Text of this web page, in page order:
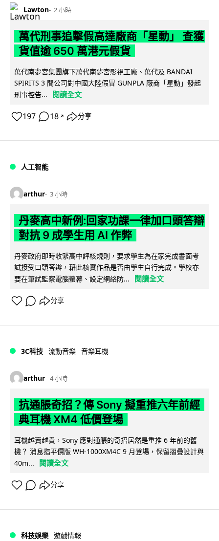
Lawton 2 小時
萬代刑事追擊假高達廠商「星動」 查獲
貨值逾 650 萬港元假貨
萬代南夢宮集團旗下萬代南夢宮影視工廠、萬代及 BANDAI
SPIRITS 3 間公司對中國大陸假冒 GUNPLA 廠商「星動」發起
刑事控告...
閱讀全文
197 18 ↗ 分享
人工智能
arthur 3 小時
丹麥高中新例:回家功課一律加口頭答辯
對抗 9 成學生用 AI 作弊
丹麥政府即時收緊高中評核規則，要求學生為在家完成書面考
試接受口頭答辯，藉此核實作品是否由學生自行完成。學校亦
要在筆試監察電腦螢幕、設定網絡防...
閱讀全文
分享
3C科技 流動音樂 音樂耳機
arthur 4 小時
抗通脹奇招？傳 Sony 擬重推六年前經
典耳機 XM4 低價登場
耳機越賣越貴，Sony 應對通脹的奇招居然是重推 6 年前的舊
機？ 消息指平價版 WH-1000XM4C 9 月登場，保留摺疊設計與
40m...
閱讀全文
分享
科技娛樂 遊戲情報